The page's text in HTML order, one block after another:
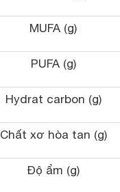
MUFA (g)
PUFA (g)
Hydrat carbon (g)
Chất xơ hòa tan (g)
Độ ẩm (g)